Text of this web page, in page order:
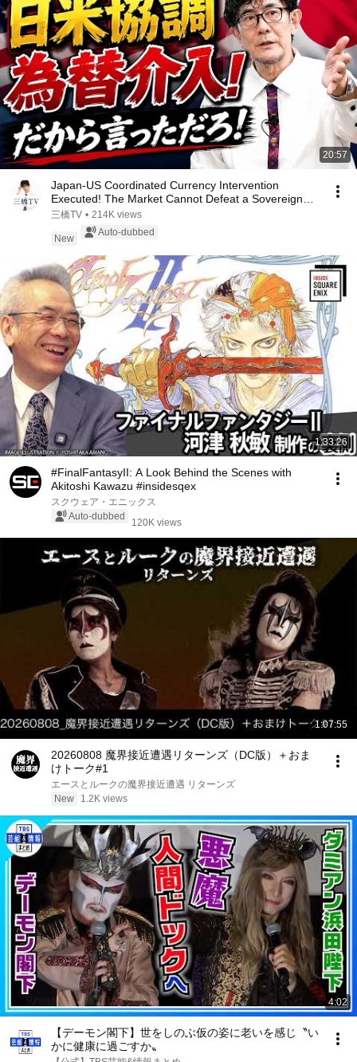
20:57
Japan-US Coordinated Currency Intervention
Executed! The Market Cannot Defeat a Sovereign
Currenc...
三橋TV • 214K views
New
Auto-dubbed
1:33:26
#FinalFantasyII: A Look Behind the Scenes with
Akitoshi Kawazu #insidesqex
スクウェア・エニックス
Auto-dubbed
120K views
1:07:55
20260808 魔界接近遭遇リターンズ（DC版）＋おま
けトーク#1
エースとルークの魔界接近遭遇 リターンズ
New
1.2K views
4:02
【デーモン閣下】世をしのぶ仮の姿に老いを感じ〝い
かに健康に過ごすか〟